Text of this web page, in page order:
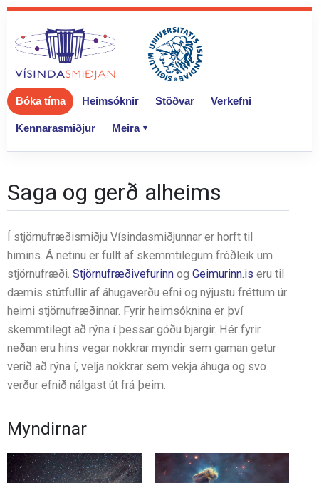
Bóka tíma Heimsóknir Stöðvar Verkefni
Kennarasmiðjur Meira
Saga og gerð alheims
Í stjörnufræðismiðju Vísindasmiðjunnar er horft til
himins. Á netinu er fullt af skemmtilegum fróðleik um
stjörnufræði. Stjörnufræðivefurinn og Geimurinn.is eru til
dæmis stútfullir af áhugaverðu efni og nýjustu fréttum úr
heimi stjörnufræðinnar. Fyrir heimsóknina er því
skemmtilegt að rýna í þessar góðu bjargir. Hér fyrir
neðan eru hins vegar nokkrar myndir sem gaman getur
verið að rýna í, velja nokkrar sem vekja áhuga og svo
verður efnið nálgast út frá þeim.
Myndirnar